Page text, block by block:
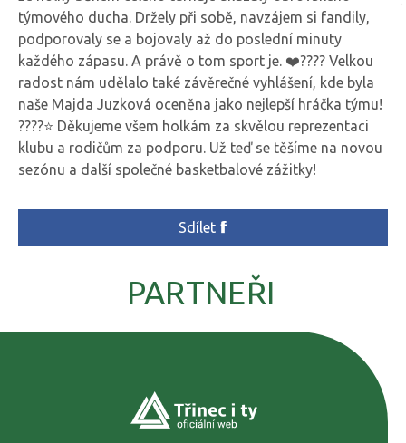
týmového ducha. Držely při sobě, navzájem si fandily,
podporovaly se a bojovaly až do poslední minuty
každého zápasu. A právě o tom sport je. ❤️???? Velkou
radost nám udělalo také závěrečné vyhlášení, kde byla
naše Majda Juzková oceněna jako nejlepší hráčka týmu!
????⭐ Děkujeme všem holkám za skvělou reprezentaci
klubu a rodičům za podporu. Už teď se těšíme na novou
sezónu a další společné basketbalové zážitky!
Sdílet
PARTNEŘI